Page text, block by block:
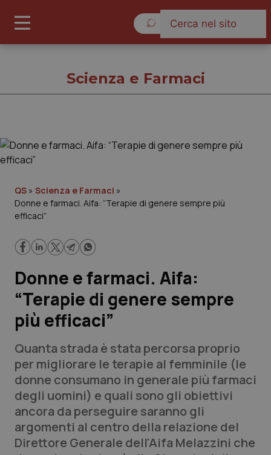
Governo e Parlamento
Regioni e Asl
Lavoro e Professioni
Scienza e Farmaci
Studi e Analisi
Lettere al direttore
Edizioni Regionali
QS Pro
Scienza e Farmaci
QS » Scienza e Farmaci »
Donne e farmaci. Aifa: “Terapie di genere sempre più
efficaci”
Donne e farmaci. Aifa:
“Terapie di genere sempre
più efficaci”
Quanta strada è stata percorsa proprio
per migliorare le terapie al femminile (le
donne consumano in generale più farmaci
degli uomini) e quali sono gli obiettivi
ancora da perseguire saranno gli
argomenti al centro della relazione del
Direttore Generale dell'Aifa Melazzini che